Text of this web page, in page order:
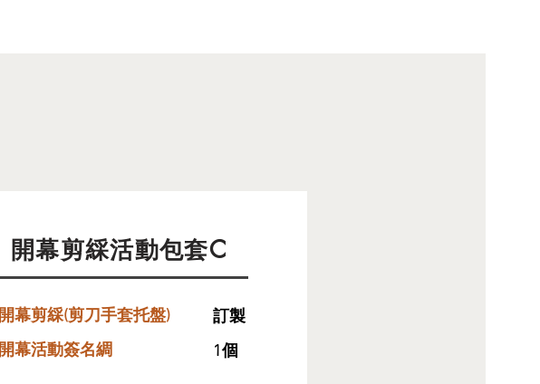
開幕剪綵活動包套C
開幕剪綵(剪刀手套托盤)
開幕活動簽名綢
訂製
1個